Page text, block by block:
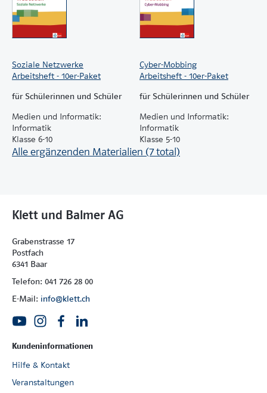
Soziale Netzwerke
Arbeitsheft - 10er-Paket
für Schülerinnen und Schüler
Medien und Informatik:
Informatik
Klasse 6-10
Cyber-Mobbing
Arbeitsheft - 10er-Paket
für Schülerinnen und Schüler
Medien und Informatik:
Informatik
Klasse 5-10
Alle ergänzenden Materialien (7 total)
Klett und Balmer AG
Grabenstrasse 17
Postfach
6341 Baar
Telefon: 041 726 28 00
E-Mail: info@klett.ch
Kundeninformationen
Hilfe & Kontakt
Veranstaltungen